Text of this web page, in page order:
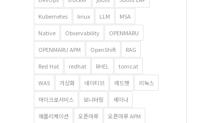
Kubernetes linux LLM MSA
Native Observability OPENMARU
OPENMARU APM OpenShift RAG
Red Hat redhat RHEL tomcat
WAS 가상화 네이티브 레드햇 리눅스
마이크로서비스 모니터링 세미나
애플리케이션 오픈마루 오픈마루 APM